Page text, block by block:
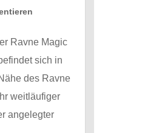
Ravne Magic
sich in
des Ravne
weitläufiger
angelegter